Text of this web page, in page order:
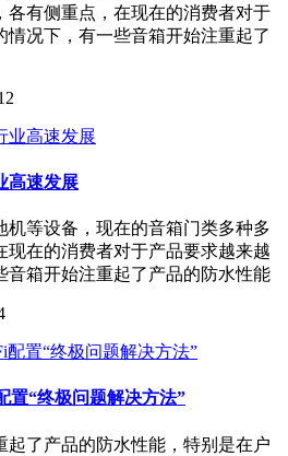
各有侧重点，在现在的消费者对于
情况下，有一些音箱开始注重起了
高速发展
机等设备，现在的音箱门类多种多
现在的消费者对于产品要求越来越
音箱开始注重起了产品的防水性能
置“终极问题解决方法”
起了产品的防水性能，特别是在户